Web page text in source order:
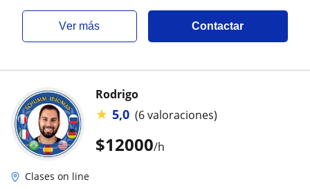
ver más Contactar
$12000/h
Rodrigo
★ 5,0 (6 valoraciones)
Clases on line